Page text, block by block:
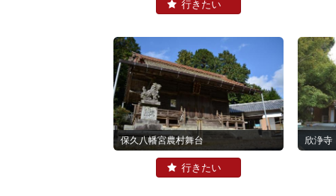
保久八幡宮農村舞台 欣浄寺